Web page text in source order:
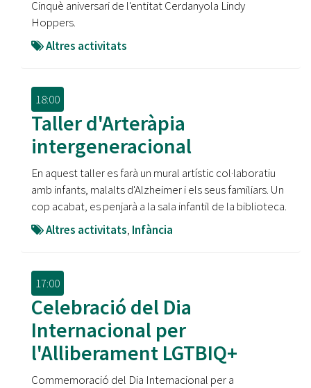
Cinquè aniversari de l'entitat Cerdanyola Lindy
Hoppers.
Altres activitats
18:00
Taller d'Arteràpia
intergeneracional
En aquest taller es farà un mural artístic col·laboratiu
amb infants, malalts d'Alzheimer i els seus familiars. Un
cop acabat, es penjarà a la sala infantil de la biblioteca.
Altres activitats, Infància
17:00
Celebració del Dia
Internacional per
l'Alliberament LGTBIQ+
Commemoració del Dia Internacional per a